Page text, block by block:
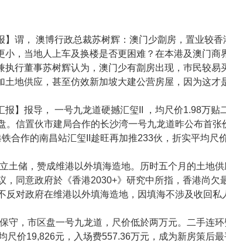
】谓， 澳博行政总裁苏树辉：澳门少劏房，置业较
小，当地人上车及换楼是否更困难？在本港及澳门
执行董事苏树辉认为，澳门少有劏房出现，巿民较
土地供应，甚至仿效新加坡大建公营房屋，因为这才
报】报导， 一号九龙道硬撼汇玺II ，均尺价1.98万
。信置伙市建局合作的长沙湾一号九龙道昨公布首
合作的南昌站汇玺II趁旺再加推233伙，折实平均尺
土储，赞成维港以外填海造地。历时五个月的土
，同意政府於《香港2030+》研究中所指，香港尚
反对政府在维港以外填海造地，因填海不涉及收回私
守，市区盘一号九龙道，尺价低於两万元。二手
尺价19,826元，入场费557.36万元，成为新房策后